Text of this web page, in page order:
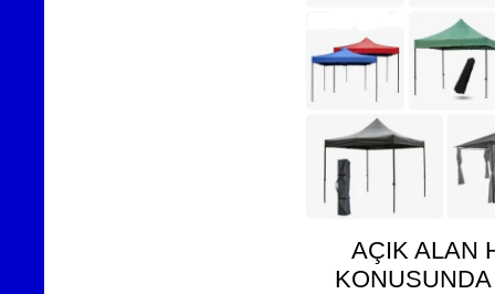
AÇIK ALAN